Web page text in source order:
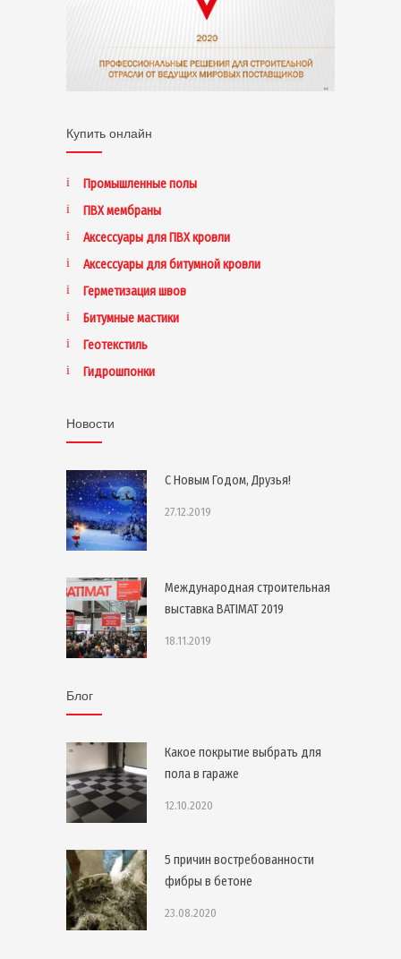
Купить онлайн
Промышленные полы
ПВХ мембраны
Аксессуары для ПВХ кровли
Аксессуары для битумной кровли
Герметизация швов
Битумные мастики
Геотекстиль
Гидрошпонки
Новости
С Новым Годом, Друзья!
27.12.2019
Международная строительная
выставка BATIMAT 2019
18.11.2019
Блог
Какое покрытие выбрать для
пола в гараже
12.10.2020
5 причин востребованности
фибры в бетоне
23.08.2020